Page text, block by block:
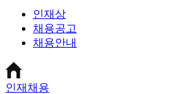
인재상
채용공고
채용안내
인재채용